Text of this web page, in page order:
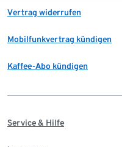
Vertrag widerrufen
Mobilfunkvertrag kündigen
Kaffee-Abo kündigen
Service & Hilfe